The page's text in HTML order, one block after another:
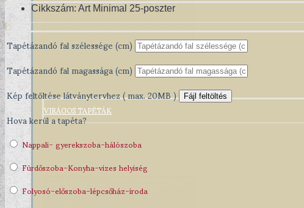
VIRÁGOS TAPÉTÁK
Cikkszám: Art Minimal 25-poszter
Tapétázandó fal szélessége (cm)
Tapétázandó fal magassága (cm)
Kép feltöltése látványtervhez ( max. 20MB )
Fájl feltöltés
Hova kerül a tapéta?
Nappali- gyerekszoba-hálószoba
Fürdőszoba-Konyha-vizes helyiség
Folyosó-előszoba-lépcsőház-iroda